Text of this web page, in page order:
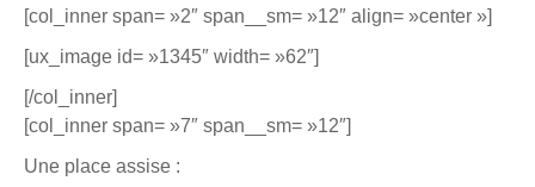
[col_inner span= »2″ span__sm= »12″ align= »center »]
[ux_image id= »1345″ width= »62″]
[/col_inner]
[col_inner span= »7″ span__sm= »12″]
Une place assise :